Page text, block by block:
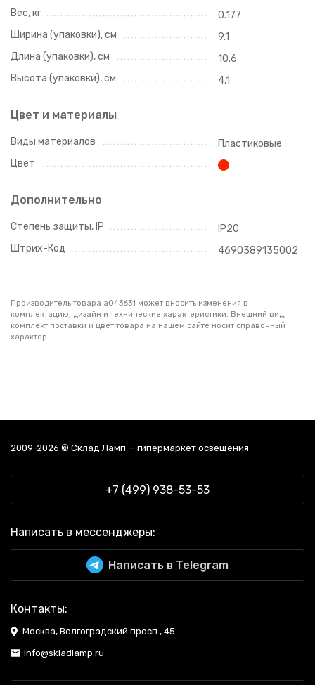
Вес, кг
0.177
Ширина (упаковки), см
9.1
Длина (упаковки), см
10.6
Высота (упаковки), см
4.1
Цвет и материалы
Виды материалов
Пластиковые
Цвет
Дополнительно
Степень защиты, IP
IP20
Штрих-Код
4690389135002
Производитель товара a043631 может вносить изменения в
комплектацию, дизайн и технические характеристики. Внешний вид,
комплект поставки и цвет товара на нашем сайте носит справочный
характер.
2009-2026 © Склад Ламп — гипермаркет освещения
+7 (499) 938-53-53
Написать в мессенджеры:
Написать в Telegram
Контакты:
Москва, Волгоградский просп., 45
info@skladlamp.ru